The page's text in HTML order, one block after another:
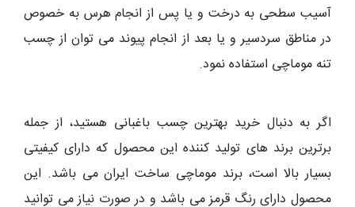
آسیب سطحی به درخت و یا پس از انجام هرس به خصوص
در مناطق سردسیر و یا بعد از انجام پیوند می توان از چسب
تنه موماچی استفاده نمود.
اگر به دنبال خرید بهترین چسب باغبانی هستید، از جمله
برترین برند های تولید کننده این محصول که دارای کیفیتی
بسیار بالا است، برند موماچی ساخت ایران می باشد. این
محصول دارای رنگ قرمز می باشد و در صورت نیاز می توانید